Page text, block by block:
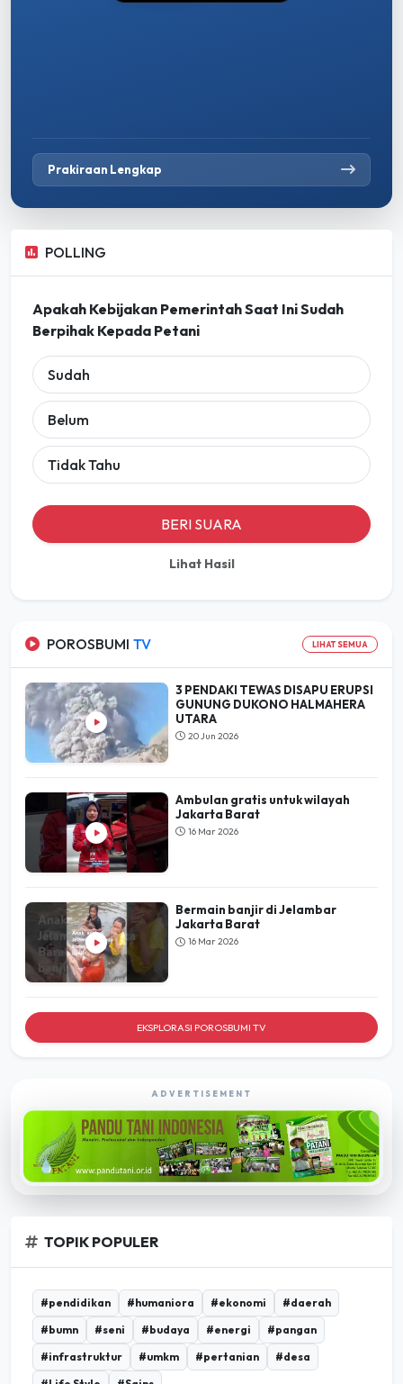
Prakiraan Lengkap
POLLING
Apakah Kebijakan Pemerintah Saat Ini Sudah
Berpihak Kepada Petani
Sudah
Belum
Tidak Tahu
BERI SUARA
Lihat Hasil
POROSBUMI TV LIHAT SEMUA
3 PENDAKI TEWAS DISAPU ERUPSI
GUNUNG DUKONO HALMAHERA
UTARA
20 Jun 2026
Ambulan gratis untuk wilayah
Jakarta Barat
16 Mar 2026
Bermain banjir di Jelambar
Jakarta Barat
16 Mar 2026
EKSPLORASI POROSBUMI TV
ADVERTISEMENT
TOPIK POPULER
#pendidikan #humaniora #ekonomi
#daerah
#bumn
#seni #budaya #energi
#pangan
#infrastruktur
#umkm #pertanian
#desa